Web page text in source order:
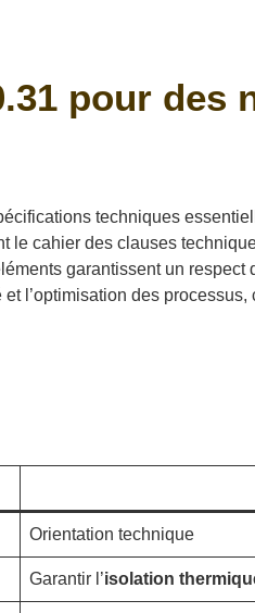
pour
techniques
le cahier des clauses
garantissent un
l’optimisation des
Orientation technique
Garantir l’isolation